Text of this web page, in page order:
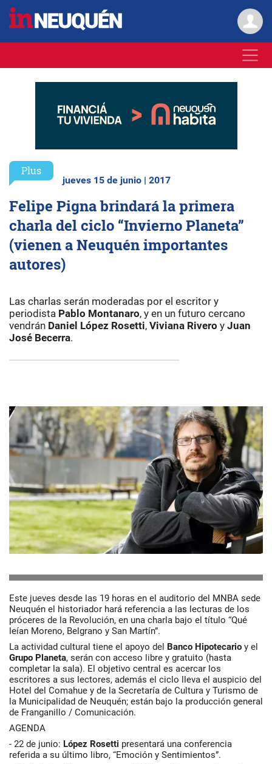
Plus
jueves 15 de junio | 2017
Felipe Pigna brindará la primera
charla del ciclo “Invierno Planeta”
(vienen a Neuquén importantes
autores)
Las charlas serán moderadas por el escritor y
periodista Pablo Montanaro, y en un futuro cercano
vendrán Daniel López Rosetti, Viviana Rivero y Juan
José Becerra.
Este jueves desde las 19 horas en el auditorio del MNBA sede
Neuquén el historiador hará referencia a las lecturas de los
próceres de la Revolución, en una charla bajo el título “Qué
leían Moreno, Belgrano y San Martín”.
La actividad cultural tiene el apoyo del Banco Hipotecario y el
Grupo Planeta, serán con acceso libre y gratuito (hasta
completar la sala). El objetivo central es acercar los
escritores a sus lectores, además el ciclo lleva el auspicio del
Hotel del Comahue y de la Secretaría de Cultura y Turismo de
la Municipalidad de Neuquén; están bajo la producción general
de Franganillo / Comunicación.
AGENDA
- 22 de junio: López Rosetti presentará una conferencia
referida a su último libro, “Emoción y Sentimientos”.